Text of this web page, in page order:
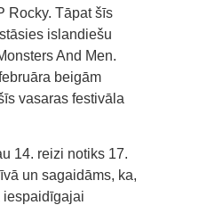
Rocky. Tāpat šīs
islandiešu
And Men.
beigām
vasaras festivāla
14. reizi notiks 17.
un sagaidāms, ka,
iespaidīgajai